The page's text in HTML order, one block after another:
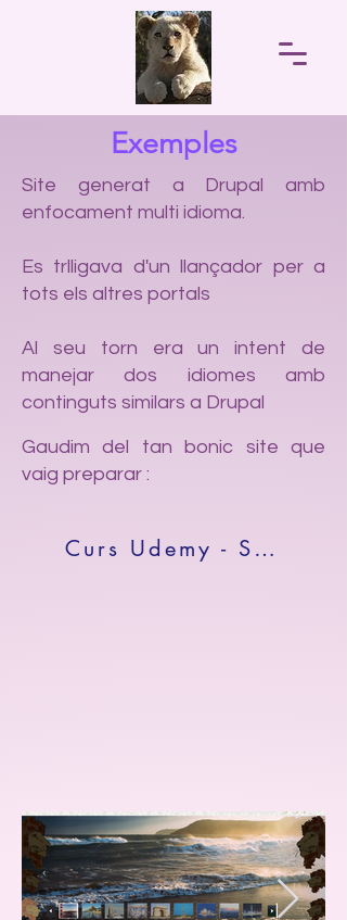
Exemples
Site generat a Drupal amb
enfocament multi idioma.
Es trlligava d'un llançador per a
tots els altres portals
Al seu torn era un intent de
manejar dos idiomes amb
continguts similars a Drupal
Gaudim del tan bonic site que
vaig preparar :
Curs Udemy - Scripting Unix for Cloud